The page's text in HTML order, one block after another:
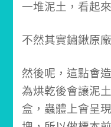
一堆泥土，看起
不然其實鏽鍬原
然後呢，這點會
為烘乾後會讓泥
盒， 蟲體上會呈